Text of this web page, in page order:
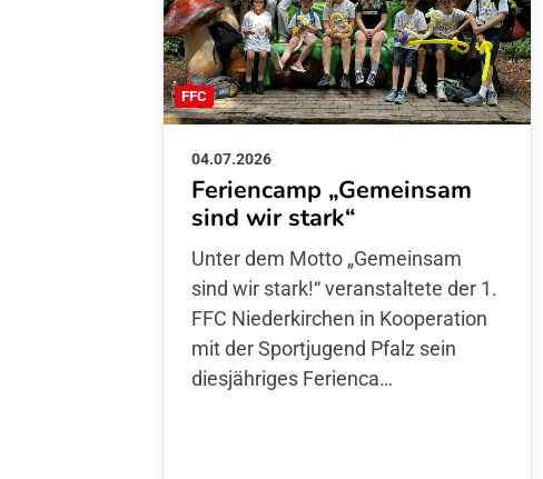
FFC
04.07.2026
Feriencamp „Gemeinsam
sind wir stark“
Unter dem Motto „Gemeinsam sind
wir stark!“ veranstaltete der 1. FFC
Niederkirchen in Kooperation mit
der Sportjugend Pfalz sein
diesjähriges Ferienca…